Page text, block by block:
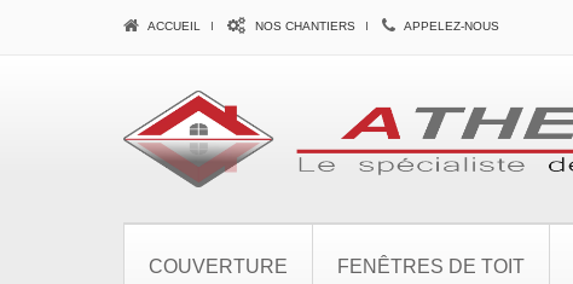
ACCUEIL NOS CHANTIERS APPELEZ-NOUS
COUVERTURE FENÊTRES DE TOIT